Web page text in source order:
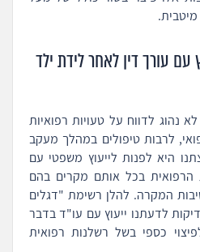
עם עורך דין לאחר לידת ילד
נהוג לדווח על טעויות רפואיות
לרבות טיפולים במהלך מעקב
היא לפנות לייעוץ משפטי עם
הרפואית בכל אותם מקרים בהם
המקרה. להלן רשימת "דגלים
לדעתנו ייעוץ עם עו"ד בדבר
כספי בשל רשלנות רפואית